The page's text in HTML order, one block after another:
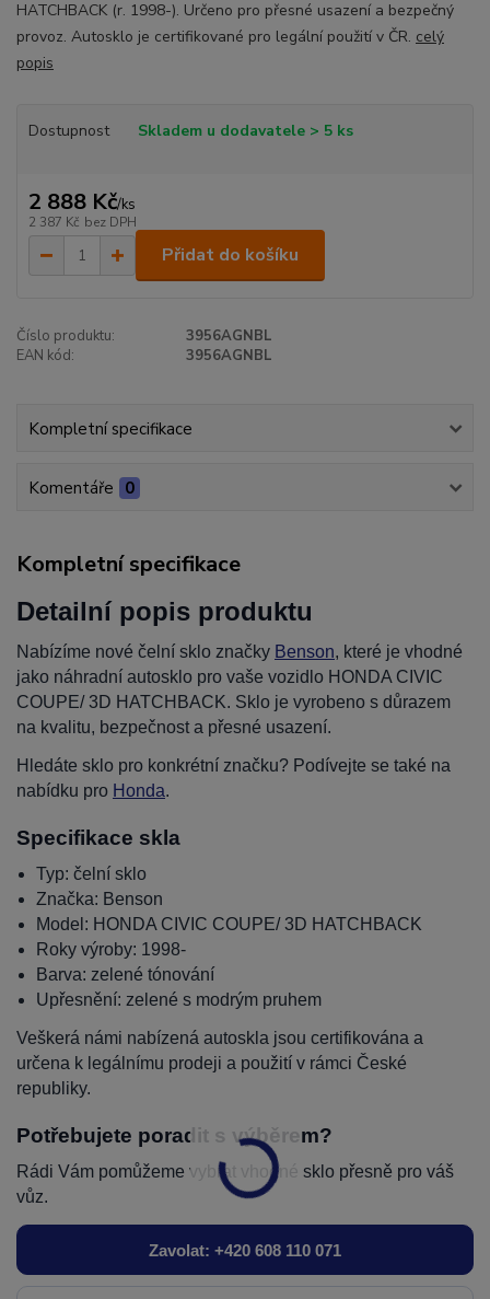
HATCHBACK (r. 1998-). Určeno pro přesné usazení a bezpečný
provoz. Autosklo je certifikované pro legální použití v ČR. celý
popis
Dostupnost Skladem u dodavatele > 5 ks
2 888 Kč/ks
2 387 Kč bez DPH
Přidat do košíku
Číslo produktu:
3956AGNBL
EAN kód:
3956AGNBL
Kompletní specifikace
Komentáře 0
Kompletní specifikace
Detailní popis produktu
Nabízíme nové čelní sklo značky Benson, které je vhodné
jako náhradní autosklo pro vaše vozidlo HONDA CIVIC
COUPE/ 3D HATCHBACK. Sklo je vyrobeno s důrazem
na kvalitu, bezpečnost a přesné usazení.
Hledáte sklo pro konkrétní značku? Podívejte se také na
nabídku pro Honda.
Specifikace skla
Typ: čelní sklo
Značka: Benson
Model: HONDA CIVIC COUPE/ 3D HATCHBACK
Roky výroby: 1998-
Barva: zelené tónování
Upřesnění: zelené s modrým pruhem
Veškerá námi nabízená autoskla jsou certifikována a
určena k legálnímu prodeji a použití v rámci České
republiky.
Potřebujete poradit s výběrem?
Rádi Vám pomůžeme vybrat vhodné sklo přesně pro váš
vůz.
Zavolat: +420 608 110 071